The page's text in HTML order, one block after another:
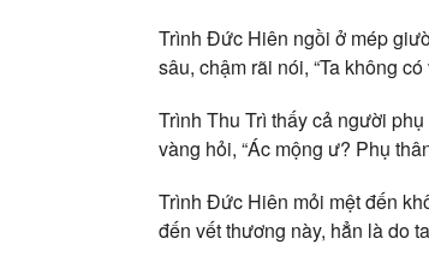
Trình Đức Hiên ngồi ở mép
sâu, chậm rãi nói, “Ta không
Trình Thu Trì thấy cả người
vàng hỏi, “Ác mộng ư? Phụ
Trình Đức Hiên mỏi mệt đến
đến vết thương này, hẳn là do